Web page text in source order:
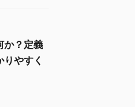
か？定義
やすく